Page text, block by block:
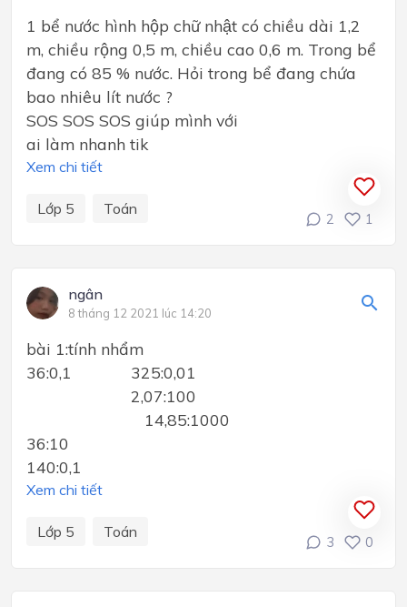
1 bể nước hình hộp chữ nhật có chiều dài 1,2
m, chiều rộng 0,5 m, chiều cao 0,6 m. Trong bể
đang có 85 % nước. Hỏi trong bể đang chứa
bao nhiêu lít nước ?
SOS SOS SOS giúp mình với
ai làm nhanh tik
Xem chi tiết
Lớp 5 Toán
2 1
ngân
8 tháng 12 2021 lúc 14:20
bài 1:tính nhẩm
36:0,1 325:0,01
2,07:100
14,85:1000
36:10
140:0,1
Xem chi tiết
Lớp 5 Toán
3 0